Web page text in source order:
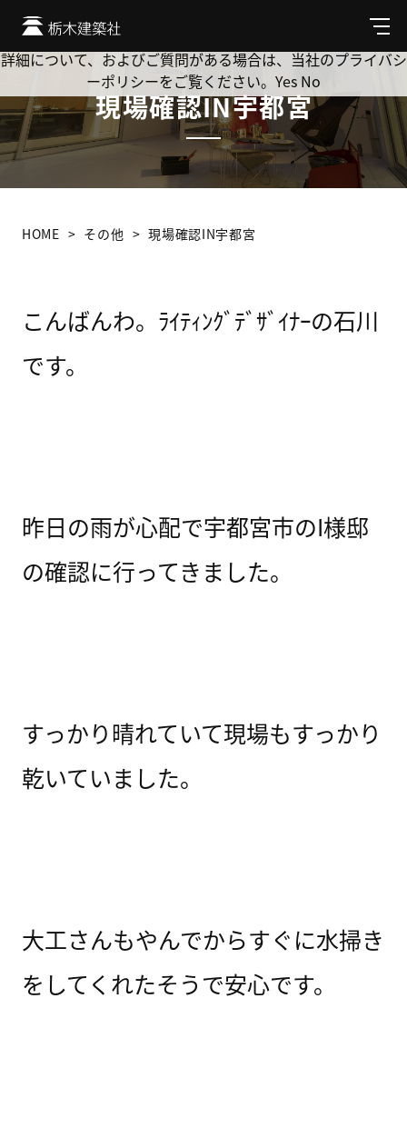
メ
ニ
ュ
現場確認IN宇都宮
HOME その他 現場確認IN宇都宮
こんばんわ。ﾗｲﾃｨﾝｸﾞﾃﾞｻﾞｲﾅｰの石川
です。
昨日の雨が心配で宇都宮市のI様邸
の確認に行ってきました。
すっかり晴れていて現場もすっかり
乾いていました。
大工さんもやんでからすぐに水掃き
をしてくれたそうで安心です。
Cookie を使用して、お客様の活動を追跡してもよろしいです
か? 当社ではお客様のプライバシーを極めて重視しています。
詳細について、およびご質問がある場合は、当社のプライバシ
ーポリシーをご覧ください。 Yes No